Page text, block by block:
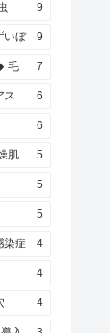
9
いぼ 9
毛 7
ス 6
6
肌 5
5
5
染症 4
4
4